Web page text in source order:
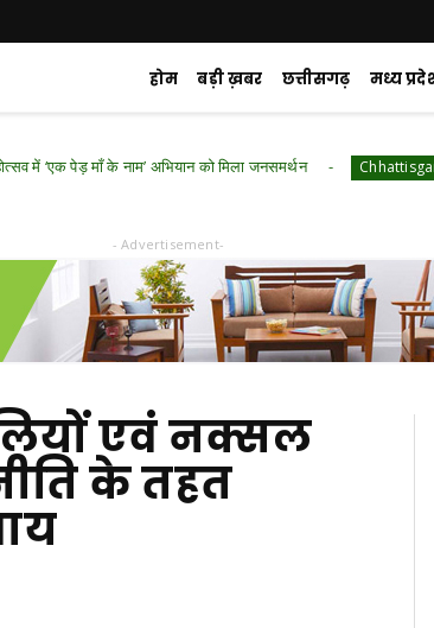
होम बड़ी ख़बर छत्तीसगढ़ मध्य
माँ के नाम’ अभियान को मिला जनसमर्थन Chhattisgarh
- Advertisement-
एवं नक्सल
के तहत